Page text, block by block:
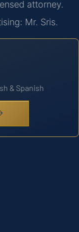
attorney.
Mr. Sris.
& Spanish